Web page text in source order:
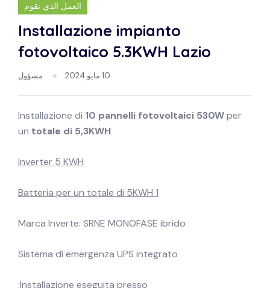
العمل الذي تقوم
Installazione impianto
fotovoltaico 5.3KWH Lazio
10 مايو 2024 مسؤول
Installazione di 10 pannelli fotovoltaici 530Wper
un totale di 5,3KWH
Inverter 5 KWH
1 Batteria per un totale di 5KWH
Marca Inverte: SRNE MONOFASE ibrido
Sistema di emergenza UPS integrato
Installazione eseguita presso: